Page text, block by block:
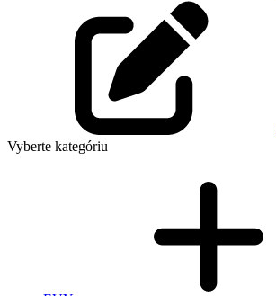
Vyberte kategóriu